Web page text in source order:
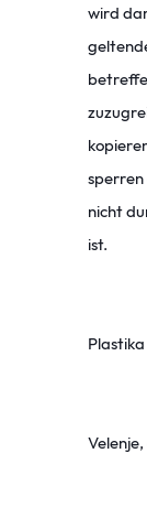
wird
sperren
nicht
ist.